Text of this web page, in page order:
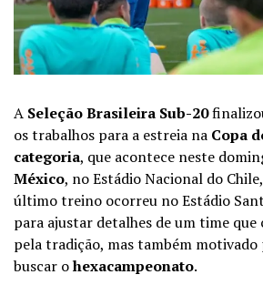
A Seleção Brasileira Sub-20
os trabalhos para a estreia na Copa
categoria, que acontece neste
México, no Estádio Nacional do
último treino ocorreu no Estádio
para ajustar detalhes de um time que
pela tradição, mas também motivado
buscar ohexacampeonato.